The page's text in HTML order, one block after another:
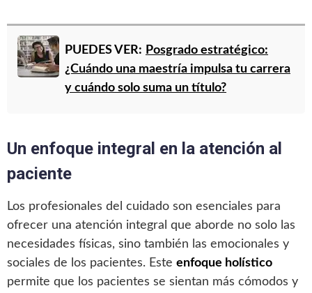
PUEDES VER: Posgrado estratégico:
¿Cuándo una maestría impulsa tu carrera
y cuándo solo suma un título?
Un enfoque integral en la atención al
paciente
Los profesionales del cuidado son esenciales para
ofrecer una atención integral que aborde no solo las
necesidades físicas, sino también las emocionales y
sociales de los pacientes. Este enfoque holístico
permite que los pacientes se sientan más cómodos y